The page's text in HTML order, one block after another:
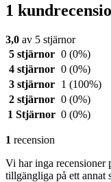
1
3,0 av 5 stjärnor
5 stjärnor 0 (0%)
4 stjärnor 0 (0%)
3 stjärnor
1 (100%)
2 stjärnor 0 (0%)
1 Stjärnor 0 (0%)
1 recension
Vi har inga recensioner
tillgängliga på ett annat